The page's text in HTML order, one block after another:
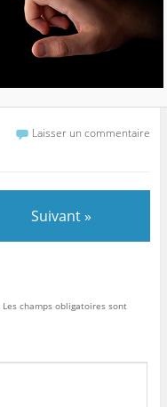
Laisser un commentaire
Suivant »
Les champs obligatoires sont